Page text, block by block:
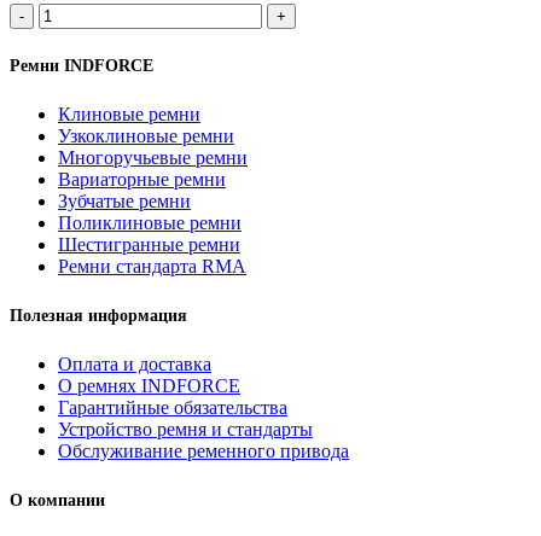
Ремень
H206807/
H178037/
L53299/
1041614M1/
216897M1/
2839975M1/
2839978M1/
615790/
84045751/
86517938
INDFORCE
Ремни INDFORCE
Клиновые ремни
Узкоклиновые ремни
Многоручьевые ремни
Вариаторные ремни
Зубчатые ремни
Поликлиновые ремни
Шестигранные ремни
Ремни стандарта RMA
Полезная информация
Оплата и доставка
О ремнях INDFORCE
Гарантийные обязательства
Устройство ремня и стандарты
Обслуживание ременного привода
О компании